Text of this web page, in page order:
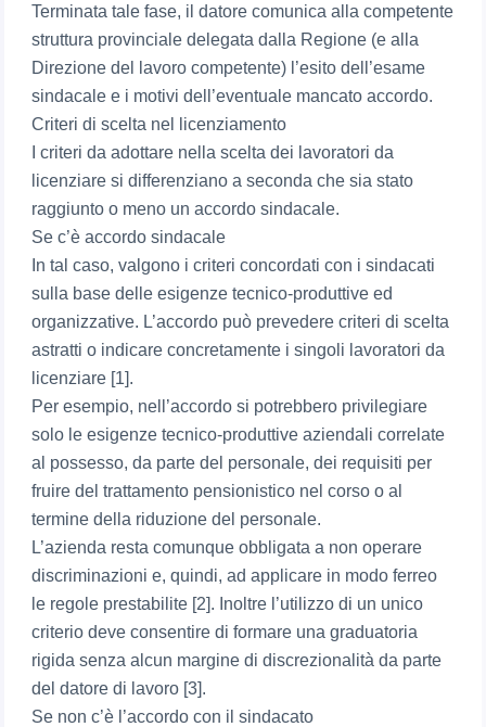
Terminata tale fase, il datore comunica alla competente
struttura provinciale delegata dalla Regione (e alla
Direzione del lavoro competente) l’esito dell’esame
sindacale e i motivi dell’eventuale mancato accordo.
Criteri di scelta nel licenziamento
I criteri da adottare nella scelta dei lavoratori da
licenziare si differenziano a seconda che sia stato
raggiunto o meno un accordo sindacale.
Se c’è accordo sindacale
In tal caso, valgono i criteri concordati con i sindacati
sulla base delle esigenze tecnico-produttive ed
organizzative. L’accordo può prevedere criteri di scelta
astratti o indicare concretamente i singoli lavoratori da
licenziare [1].
Per esempio, nell’accordo si potrebbero privilegiare
solo le esigenze tecnico-produttive aziendali correlate
al possesso, da parte del personale, dei requisiti per
fruire del trattamento pensionistico nel corso o al
termine della riduzione del personale.
L’azienda resta comunque obbligata a non operare
discriminazioni e, quindi, ad applicare in modo ferreo
le regole prestabilite [2]. Inoltre l’utilizzo di un unico
criterio deve consentire di formare una graduatoria
rigida senza alcun margine di discrezionalità da parte
del datore di lavoro [3].
Se non c’è l’accordo con il sindacato